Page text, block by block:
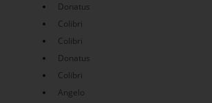
Donatus
Colibri
Colibri
Donatus
Colibri
Angelo